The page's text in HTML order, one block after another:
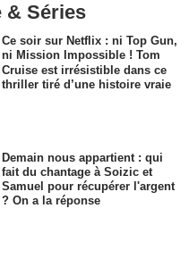
& Séries
Ce soir sur Netflix : ni Top Gun,
ni Mission Impossible ! Tom
Cruise est irrésistible dans ce
thriller tiré d’une histoire vraie
Demain nous appartient : qui
fait du chantage à Soizic et
Samuel pour récupérer l'argent
? On a la réponse